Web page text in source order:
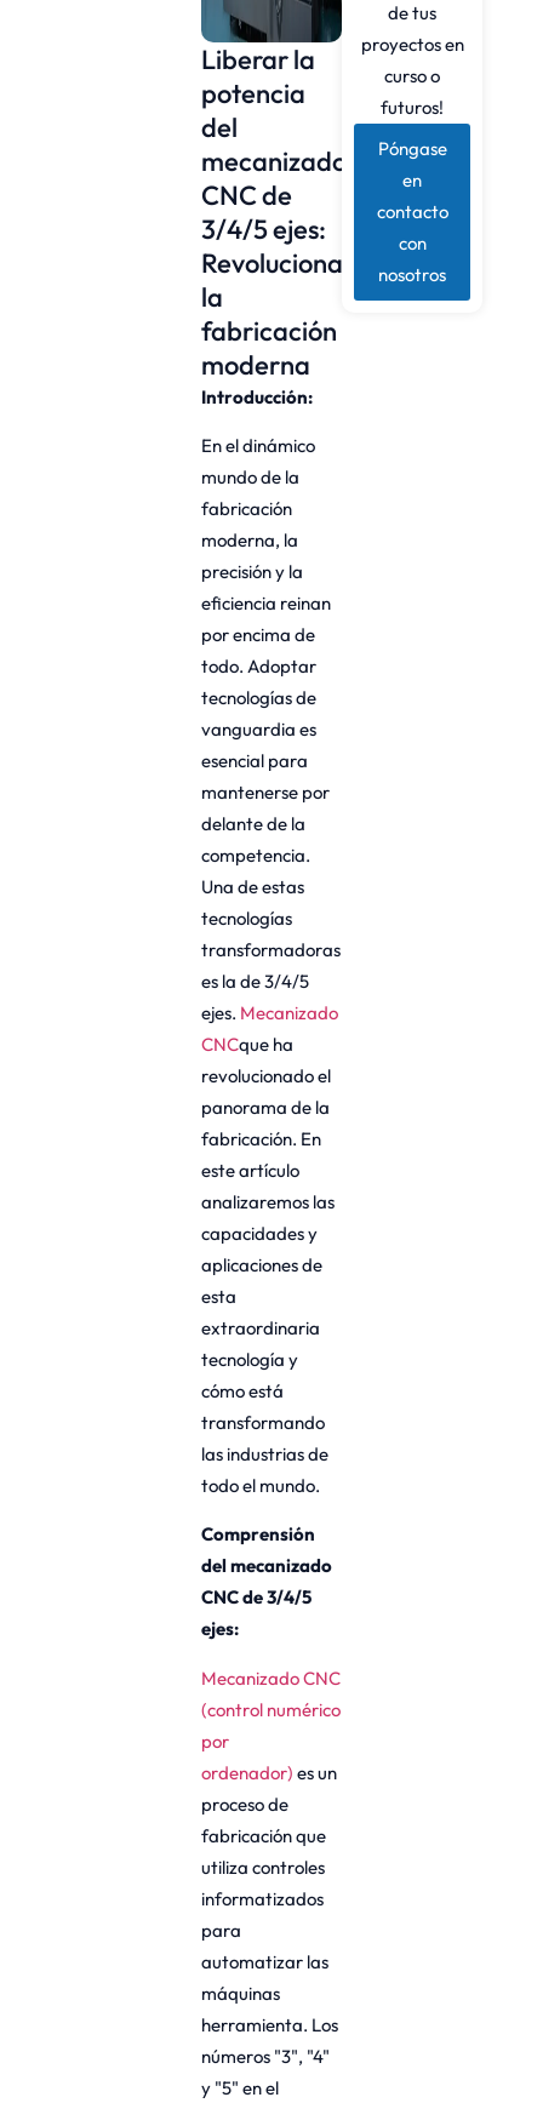
Liberar la
potencia
del
mecanizado
CNC de
3/4/5 ejes:
Revolucionando
la
fabricación
moderna
Introducción:
En el dinámico
mundo de la
fabricación
moderna, la
precisión y la
eficiencia reinan
por encima de
todo. Adoptar
tecnologías de
vanguardia es
esencial para
mantenerse por
delante de la
competencia.
Una de estas
tecnologías
transformadoras
es la de 3/4/5
ejes. Mecanizado
CNCque ha
revolucionado el
panorama de la
fabricación. En
este artículo
analizaremos las
capacidades y
aplicaciones de
esta
extraordinaria
tecnología y
cómo está
transformando
las industrias de
todo el mundo.
Comprensión
del mecanizado
CNC de 3/4/5
ejes:
Mecanizado CNC
(control numérico
por
ordenador) es un
proceso de
fabricación que
utiliza controles
informatizados
para
automatizar las
máquinas
herramienta. Los
números "3", "4"
y "5" en el
de tus
proyectos en
curso o
futuros!
Póngase
en
contacto
con
nosotros